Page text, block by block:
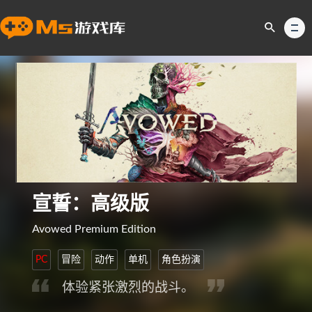
宣誓：高级版
Avowed Premium Edition
PC 冒险 动作 单机 角色扮演
体验紧张激烈的战斗。